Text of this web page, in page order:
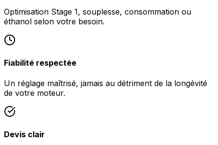
Optimisation Stage 1, souplesse, consommation ou
éthanol selon votre besoin.
Fiabilité respectée
Un réglage maîtrisé, jamais au détriment de la longévité
de votre moteur.
Devis clair